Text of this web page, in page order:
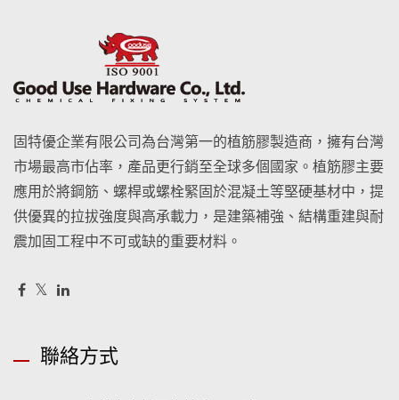
固特優企業有限公司為台灣第一的植筋膠製造商，擁有台灣
市場最高市佔率，產品更行銷至全球多個國家。植筋膠主要
應用於將鋼筋、螺桿或螺栓緊固於混凝土等堅硬基材中，提
供優異的拉拔強度與高承載力，是建築補強、結構重建與耐
震加固工程中不可或缺的重要材料。
聯絡方式